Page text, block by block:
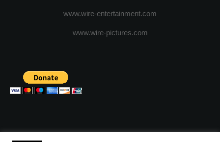
www.wire-entertainment.com
www.wire-pictures.com